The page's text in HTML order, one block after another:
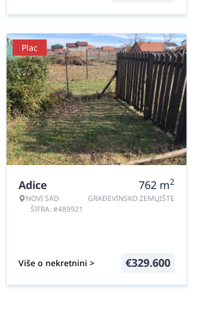
Plac
Adice
NOVI SAD
ŠIFRA: #489921
762 m2
GRAĐEVINSKO ZEMLJIŠTE
Više o nekretnini > €329.600